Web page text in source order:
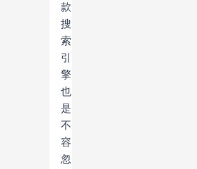
款
搜
索
引
擎
也
是
不
容
忽